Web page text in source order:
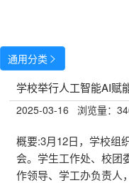
通用分类 
学校举行人工智能AI赋
2025-03-16 浏览量：
概要:3月12日，学校组
会。学生工作处、校团
作领导、学工办负责人